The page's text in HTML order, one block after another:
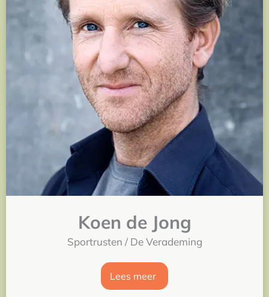
Koen de Jong
Sportrusten / De Verademing
Lees meer